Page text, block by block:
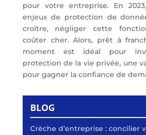
pour votre entreprise. En
enjeux de protection de
croître, négliger cette
coûter cher. Alors, prêt à
moment est idéal pour
protection de la vie privée, une
pour gagner la confiance de
BLOG
Crèche d’entreprise : concilier